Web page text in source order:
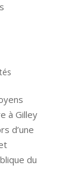
à Gilley
d’une
du